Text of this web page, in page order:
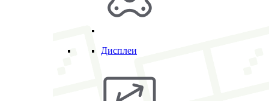
Дисплеи